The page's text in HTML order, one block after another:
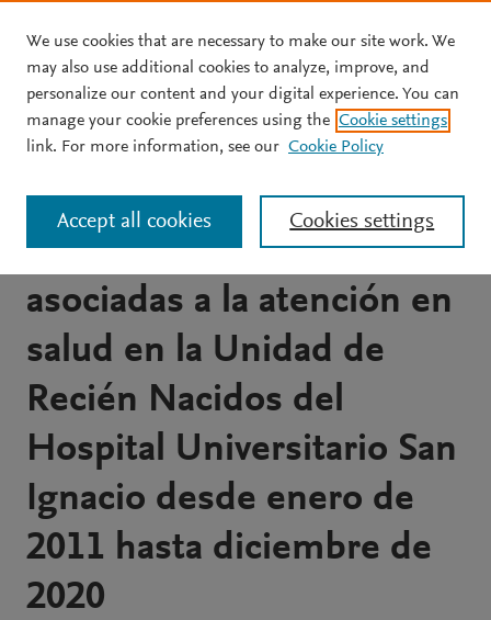
Skip to main content
JOURNAL ARTICLE OPEN ACCESS
Comportamiento
epidemiológico de las
tasas de infecciones
asociadas a la atención en
salud en la Unidad de
Recién Nacidos del
Hospital Universitario San
Ignacio desde enero de
2011 hasta diciembre de
2020
We use cookies that are necessary to make our site work. We
may also use additional cookies to analyze, improve, and
personalize our content and your digital experience. You can
manage your cookie preferences using the Cookie settings
link. For more information, see our Cookie Policy
Cookies settings
Accept all cookies